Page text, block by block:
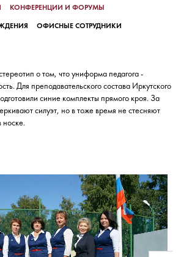
КОНФЕРЕНЦИИ И ФОРУМЫ
ОФИСНЫЕ СОТРУДНИКИ
о том, что униформа педагога -
Для преподавательского состава Иркутского
синие комплекты прямого кроя. За
силуэт, но в тоже время не стесняют
носке.